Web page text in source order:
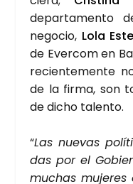
depar­ta­men­to
nego­cio, Lola
de Ever­com en
recien­te­men­te
de la fir­ma, son
de dicho talen­to.
“Las nue­vas
das por el
muchas